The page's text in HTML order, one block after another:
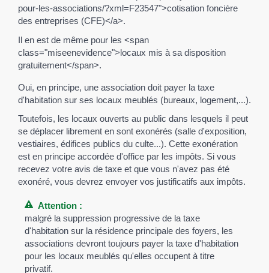
pour-les-associations/?xml=F23547">cotisation foncière
des entreprises (CFE)</a>.
Il en est de même pour les <span
class="miseenevidence">locaux mis à sa disposition
gratuitement</span>.
Oui, en principe, une association doit payer la taxe
d'habitation sur ses locaux meublés (bureaux, logement,...).
Toutefois, les locaux ouverts au public dans lesquels il peut
se déplacer librement en sont exonérés (salle d'exposition,
vestiaires, édifices publics du culte...). Cette exonération
est en principe accordée d'office par les impôts. Si vous
recevez votre avis de taxe et que vous n'avez pas été
exonéré, vous devrez envoyer vos justificatifs aux impôts.
Attention :
malgré la suppression progressive de la taxe
d'habitation sur la résidence principale des foyers, les
associations devront toujours payer la taxe d'habitation
pour les locaux meublés qu'elles occupent à titre
privatif.